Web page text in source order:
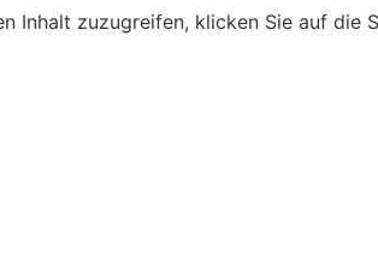
Inhalt zuzugreifen, klicken Sie auf die